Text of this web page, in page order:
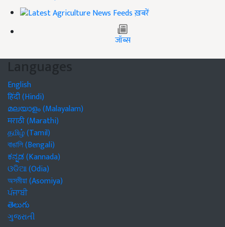
ख़बरें
जॉब्स
Languages
English
हिंदी (Hindi)
മലയാളം (Malayalam)
मराठी (Marathi)
தமிழ் (Tamil)
বাঙালি (Bengali)
ಕನ್ನಡ (Kannada)
ଓଡିଆ (Odia)
অসমীয়া (Asomiya)
ਪੰਜਾਬੀ
తెలుగు
ગુજરાતી